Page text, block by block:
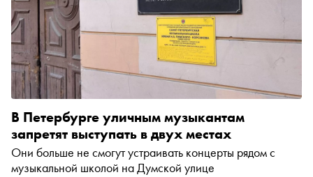
В Петербурге уличным музыкантам
запретят выступать в двух местах
Они больше не смогут устраивать концерты рядом с
музыкальной школой на Думской улице